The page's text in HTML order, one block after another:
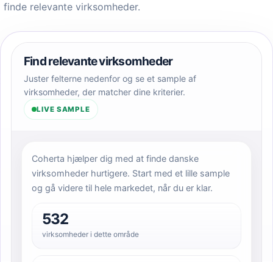
finde relevante virksomheder.
Find relevante virksomheder
Juster felterne nedenfor og se et sample af
virksomheder, der matcher dine kriterier.
LIVE SAMPLE
Coherta hjælper dig med at finde danske
virksomheder hurtigere. Start med et lille sample
og gå videre til hele markedet, når du er klar.
532
virksomheder i dette område